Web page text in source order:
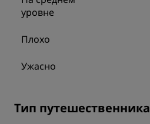
уровне
Плохо
Ужасно
Тип путешественника